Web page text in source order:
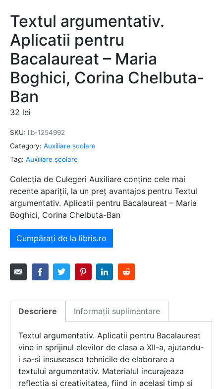
Textul argumentativ.
Aplicatii pentru
Bacalaureat – Maria
Boghici, Corina Chelbuta-
Ban
32 lei
SKU: lib-1254992
Category: Auxiliare şcolare
Tag: Auxiliare şcolare
Colecția de Culegeri Auxiliare conține cele mai
recente apariții, la un preț avantajos pentru Textul
argumentativ. Aplicatii pentru Bacalaureat – Maria
Boghici, Corina Chelbuta-Ban
Cumpărați de la libris.ro
Descriere Informații suplimentare
Textul argumentativ. Aplicatii pentru Bacalaureat
vine in sprijinul elevilor de clasa a XII-a, ajutandu-
i sa-si insuseasca tehnicile de elaborare a
textului argumentativ. Materialul incurajeaza
reflectia si creativitatea, fiind in acelasi timp si